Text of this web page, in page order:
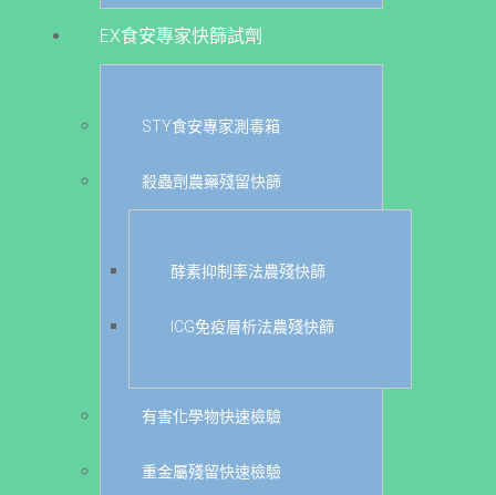
EX食安專家快篩試劑
STY食安專家測毒箱
殺蟲劑農藥殘留快篩
酵素抑制率法農殘快篩
ICG免疫層析法農殘快篩
有害化學物快速檢驗
重金屬殘留快速檢驗